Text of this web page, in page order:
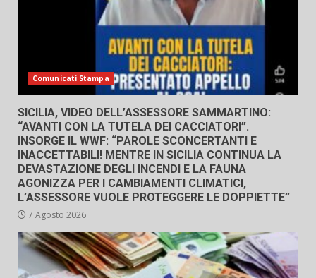
Comunicati Stampa
SICILIA, VIDEO DELL’ASSESSORE SAMMARTINO:
“AVANTI CON LA TUTELA DEI CACCIATORI”.
INSORGE IL WWF: “PAROLE SCONCERTANTI E
INACCETTABILI! MENTRE IN SICILIA CONTINUA LA
DEVASTAZIONE DEGLI INCENDI E LA FAUNA
AGONIZZA PER I CAMBIAMENTI CLIMATICI,
L’ASSESSORE VUOLE PROTEGGERE LE DOPPIETTE”
7 Agosto 2026